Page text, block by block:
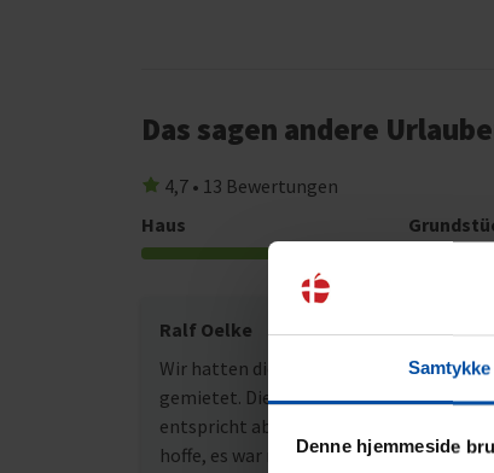
Samtykke
Denne hjemmeside
Das sagen andere
4,7 • 13 Bewertungen
Haus
Ralf Oelke
Wir hatten die Wohnung jetzt zum dritten Mal
gemietet. Die Ausstattung ist
entspricht absolut unserem Geschmack.
hoffe, es war nicht das letzte Mal.